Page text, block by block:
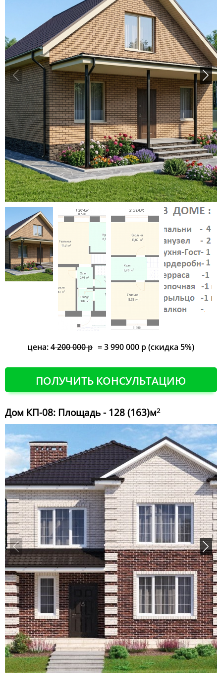
цена:4 200 000 р = 3 990 000 р (скидка 5%)
ПОЛУЧИТЬ КОНСУЛЬТАЦИЮ
Дом КП-08: Площадь - 128 (163)м2